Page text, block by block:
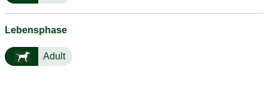
Lebensphase
Adult